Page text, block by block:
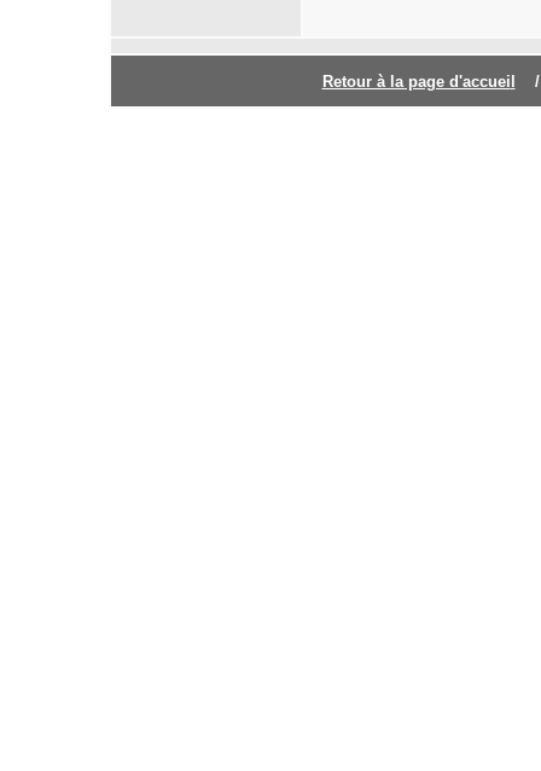
Retour à la page d'accuei